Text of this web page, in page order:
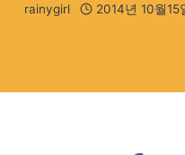
rainygirl 2014년 10월15